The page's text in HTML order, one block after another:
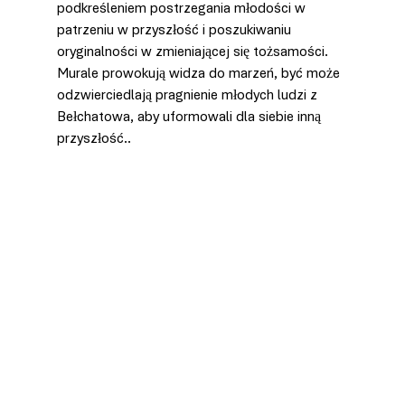
podkreśleniem postrzegania młodości w
patrzeniu w przyszłość i poszukiwaniu
oryginalności w zmieniającej się tożsamości.
Murale prowokują widza do marzeń, być może
odzwierciedlają pragnienie młodych ludzi z
Bełchatowa, aby uformowali dla siebie inną
przyszłość..